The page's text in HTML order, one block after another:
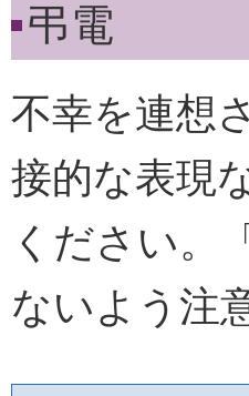
弔電
不幸を連想
接的な表現
ください。
ないよう注